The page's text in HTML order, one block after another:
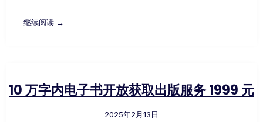
继续阅读 →
10 万字内电子书开放获取出版服务 1999 元
2025年2月13日